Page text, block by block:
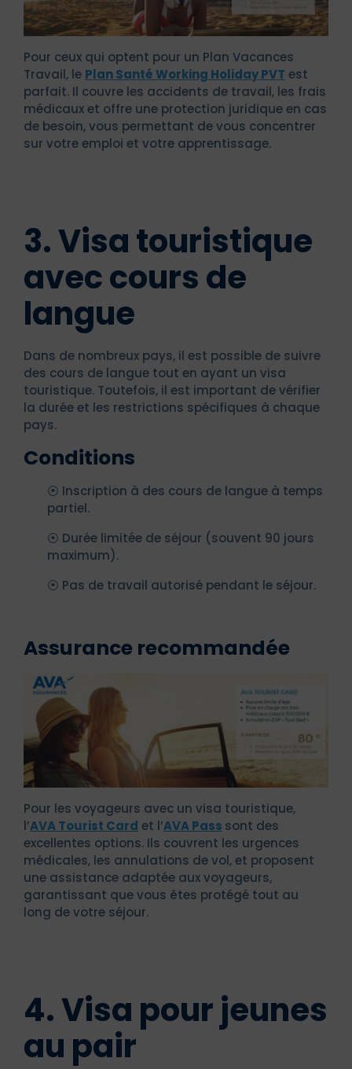
Pour ceux qui optent pour un Plan Vacances
Travail, le Plan Santé Working Holiday PVT est
parfait. Il couvre les accidents de travail, les frais
médicaux et offre une protection juridique en cas
de besoin, vous permettant de vous concentrer
sur votre emploi et votre apprentissage.
3. Visa touristique
avec cours de
langue
Dans de nombreux pays, il est possible de suivre
des cours de langue tout en ayant un visa
touristique. Toutefois, il est important de vérifier
la durée et les restrictions spécifiques à chaque
pays.
Conditions
⦿ Inscription à des cours de langue à temps
partiel.
⦿ Durée limitée de séjour (souvent 90 jours
maximum).
⦿ Pas de travail autorisé pendant le séjour.
Assurance recommandée
Pour les voyageurs avec un visa touristique,
l’AVA Tourist Card et l’AVA Pass sont des
excellentes options. Ils couvrent les urgences
médicales, les annulations de vol, et proposent
une assistance adaptée aux voyageurs,
garantissant que vous êtes protégé tout au
long de votre séjour.
4. Visa pour jeunes
au pair